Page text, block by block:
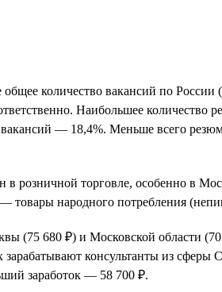
количество вакансий по
Наибольшее
— 18,4%. Меньше всего
в розничной торговле, особенно в
товары народного потребления
(75 680 ₽) и Московской области
консультанты из
заработок — 58 700 ₽.